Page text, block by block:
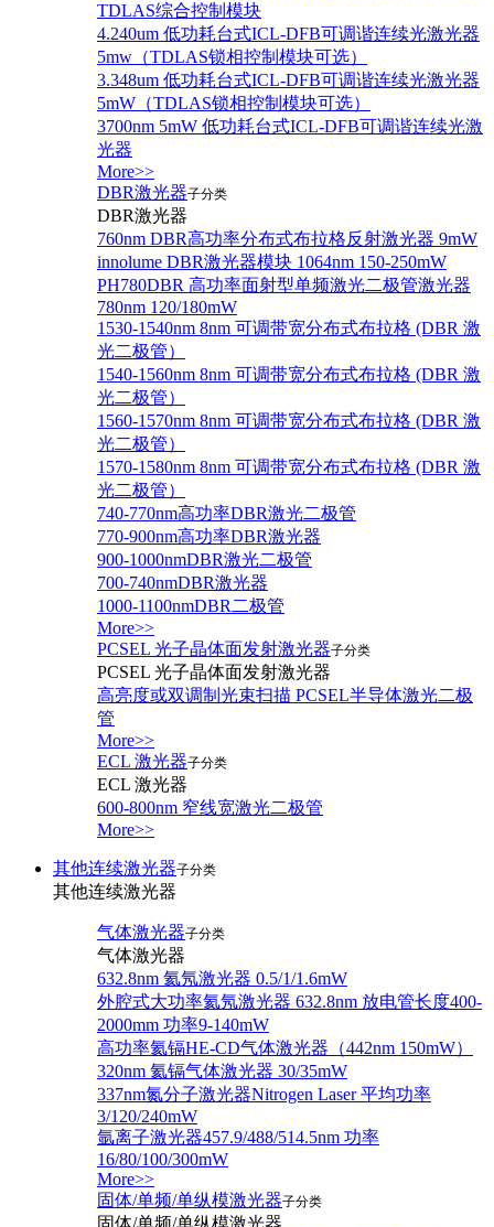
TDLAS综合控制模块
4.240um 低功耗台式ICL-DFB可调谐连续光激光器
5mw（TDLAS锁相控制模块可选）
3.348um 低功耗台式ICL-DFB可调谐连续光激光器
5mW（TDLAS锁相控制模块可选）
3700nm 5mW 低功耗台式ICL-DFB可调谐连续光激
光器
More>>
DBR激光器子分类
DBR激光器
760nm DBR高功率分布式布拉格反射激光器 9mW
innolume DBR激光器模块 1064nm 150-250mW
PH780DBR 高功率面射型单频激光二极管激光器
780nm 120/180mW
1530-1540nm 8nm 可调带宽分布式布拉格 (DBR 激
光二极管）
1540-1560nm 8nm 可调带宽分布式布拉格 (DBR 激
光二极管）
1560-1570nm 8nm 可调带宽分布式布拉格 (DBR 激
光二极管）
1570-1580nm 8nm 可调带宽分布式布拉格 (DBR 激
光二极管）
740-770nm高功率DBR激光二极管
770-900nm高功率DBR激光器
900-1000nmDBR激光二极管
700-740nmDBR激光器
1000-1100nmDBR二极管
More>>
PCSEL 光子晶体面发射激光器子分类
PCSEL 光子晶体面发射激光器
高亮度或双调制光束扫描 PCSEL半导体激光二极
管
More>>
ECL 激光器子分类
ECL 激光器
600-800nm 窄线宽激光二极管
More>>
其他连续激光器子分类
其他连续激光器
气体激光器子分类
气体激光器
632.8nm 氦氖激光器 0.5/1/1.6mW
外腔式大功率氦氖激光器 632.8nm 放电管长度400-
2000mm 功率9-140mW
高功率氦镉HE-CD气体激光器（442nm 150mW）
320nm 氦镉气体激光器 30/35mW
337nm氮分子激光器Nitrogen Laser 平均功率
3/120/240mW
氩离子激光器457.9/488/514.5nm 功率
16/80/100/300mW
More>>
固体/单频/单纵模激光器子分类
固体/单频/单纵模激光器